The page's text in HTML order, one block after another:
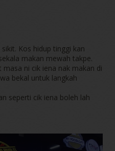
Kos hidup tinggi kan
makan mewah takpe.
ni cik iena nak makan di
bekal untuk langkah
seperti cik iena boleh lah